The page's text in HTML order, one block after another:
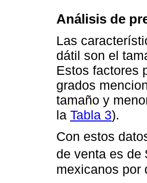
Análisis de
Las
dátil son el
Estos factores
grados
tamaño y
la Tabla 3).
Con estos
de venta es de
mexicanos por